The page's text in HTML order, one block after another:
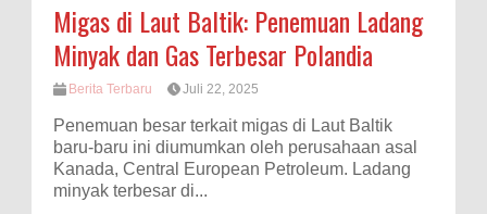
Migas di Laut Baltik: Penemuan Ladang
Minyak dan Gas Terbesar Polandia
Berita Terbaru Juli 22, 2025
Penemuan besar terkait migas di Laut Baltik
baru-baru ini diumumkan oleh perusahaan asal
Kanada, Central European Petroleum. Ladang
minyak terbesar di...